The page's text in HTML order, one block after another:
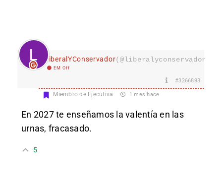
LiberalYConservador
EM Off
#3266893
Miembro de Ejecutiva 1 mes hace
En 2027 te enseñamos la valentía en las
urnas, fracasado.
5